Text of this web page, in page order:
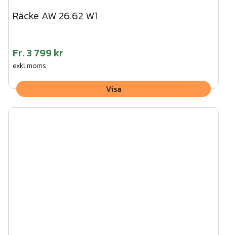
Räcke AW 26.62 W1
Fr.3 799 kr
exkl.moms
Visa